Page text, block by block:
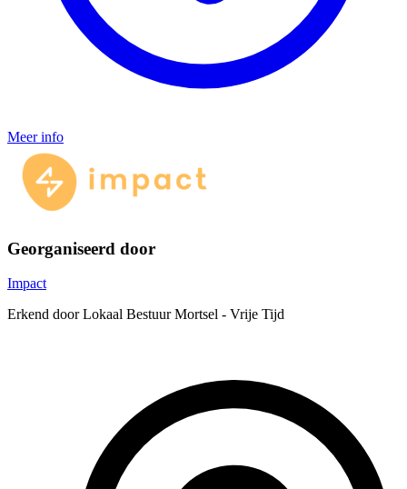
Meer info
Georganiseerd door
Impact
Erkend door Lokaal Bestuur Mortsel - Vrije Tijd